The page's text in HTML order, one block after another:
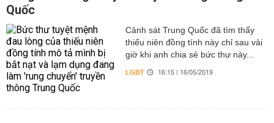
Quốc
Cảnh sát Trung Quốc đã tìm thấy
thiếu niên đồng tính này chỉ sau vài
giờ khi anh chia sẻ bức thư này...
LGBT 16:15 | 16/05/2019